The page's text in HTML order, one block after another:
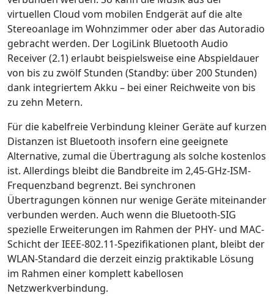
virtuellen Cloud vom mobilen Endgerät auf die alte
Stereoanlage im Wohnzimmer oder aber das Autoradio
gebracht werden. Der LogiLink Bluetooth Audio
Receiver (2.1) erlaubt beispielsweise eine Abspieldauer
von bis zu zwölf Stunden (Standby: über 200 Stunden)
dank integriertem Akku – bei einer Reichweite von bis
zu zehn Metern.
Für die kabelfreie Verbindung kleiner Geräte auf kurzen
Distanzen ist Bluetooth insofern eine geeignete
Alternative, zumal die Übertragung als solche kostenlos
ist. Allerdings bleibt die Bandbreite im 2,45-GHz-ISM-
Frequenzband begrenzt. Bei synchronen
Übertragungen können nur wenige Geräte miteinander
verbunden werden. Auch wenn die Bluetooth-SIG
spezielle Erweiterungen im Rahmen der PHY- und MAC-
Schicht der IEEE-802.11-Spezifikationen plant, bleibt der
WLAN-Standard die derzeit einzig praktikable Lösung
im Rahmen einer komplett kabellosen
Netzwerkverbindung.